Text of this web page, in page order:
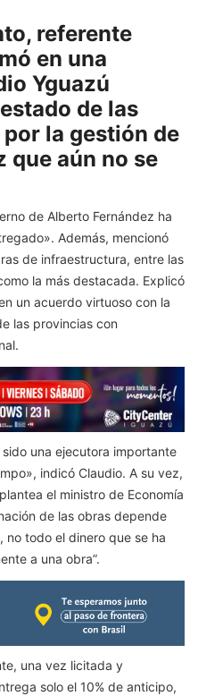
referente
en una
Yguazú
de las
la gestión de
que aún no se
de Alberto Fernández ha
Además, mencionó
de infraestructura, entre las
la más destacada. Explicó
un acuerdo virtuoso con la
las provincias con
una ejecutora importante
indicó Claudio. A su vez,
el ministro de Economía
de las obras depende
todo el dinero que se ha
a una obra”.
una vez licitada y
solo el 10% de anticipo,